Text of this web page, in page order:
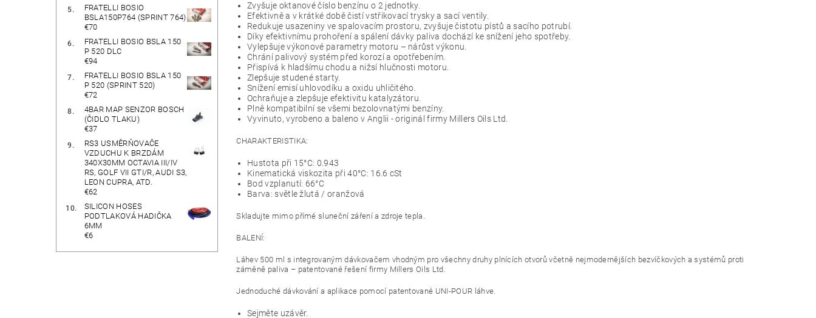
FRATELLI BOSIO
BSLA150P764 (SPRINT 764)
€70
FRATELLI BOSIO BSLA 150
P 520 DLC
€94
FRATELLI BOSIO BSLA 150
P 520 (SPRINT 520)
€72
4BAR MAP SENZOR BOSCH
(ČIDLO TLAKU)
€37
RS3 USMĚRŇOVAČE
VZDUCHU K BRZDÁM
340X30MM OCTAVIA III/IV
RS, GOLF VII GTI/R, AUDI S3,
LEON CUPRA, ATD.
€62
SILICON HOSES
PODTLAKOVÁ HADIČKA
6MM
€6
Zvyšuje oktanové číslo benzínu o 2 jednotky.
Efektivně a v krátké době čistí vstřikovací trysky a sací ventily.
Redukuje usazeniny ve spalovacím prostoru, zvyšuje čistotu pístů a sacího potrubí.
Díky efektivnímu prohoření a spálení dávky paliva dochází ke snížení jeho spotřeby.
Vylepšuje výkonové parametry motoru – nárůst výkonu.
Chrání palivový systém před korozí a opotřebením.
Přispívá k hladšímu chodu a nižsí hlučnosti motoru.
Zlepšuje studené starty.
Snížení emisí uhlovodíku a oxidu uhličitého.
Ochraňuje a zlepšuje efektivitu katalyzátoru.
Plně kompatibilní se všemi bezolovnatými benzíny.
Vyvinuto, vyrobeno a baleno v Anglii - originál firmy Millers Oils Ltd.
CHARAKTERISTIKA:
Hustota při 15°C: 0.943
Kinematická viskozita při 40°C: 16.6 cSt
Bod vzplanutí: 66°C
Barva: světle žlutá / oranžová
Skladujte mimo přímé sluneční záření a zdroje tepla.
BALENÍ:
Láhev 500 ml s integrovaným dávkovačem vhodným pro všechny druhy plnících otvorů včetně nejmodernějších bezvíčkových a systémů proti
záměně paliva – patentované řešení firmy Millers Oils Ltd.
Jednoduché dávkování a aplikace pomocí patentované UNI-POUR láhve.
Sejměte uzávěr.